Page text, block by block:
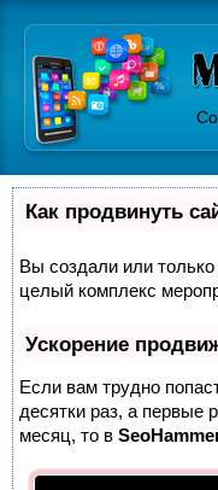
Как продвинуть
Вы создали или только
целый комплекс
Ускорение
Если вам трудно
десятки раз, а первые
месяц, то в